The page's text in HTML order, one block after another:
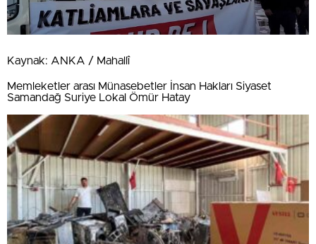
Kaynak: ANKA / Mahallî
Memleketler arası Münasebetler İnsan Hakları Siyaset
Samandağ Suriye Lokal Ömür Hatay